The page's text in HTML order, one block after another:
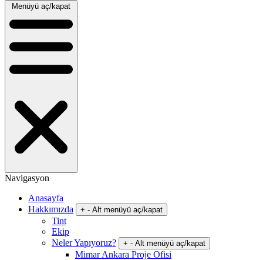
Menüyü aç/kapat
Navigasyon
Anasayfa
Hakkımızda
+ - Alt menüyü aç/kapat
Tint
Ekip
Neler Yapıyoruz?
+ - Alt menüyü aç/kapat
Mimar Ankara Proje Ofisi